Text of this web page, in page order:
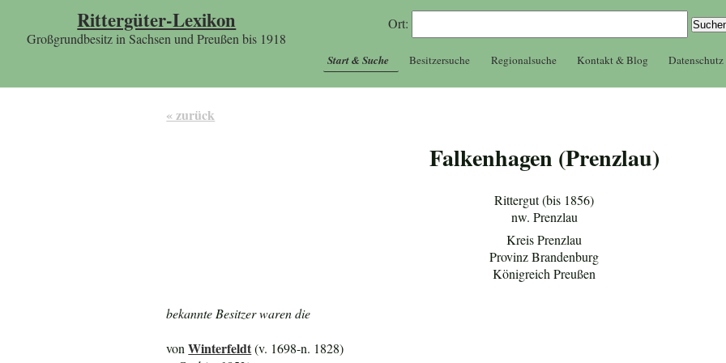
Rittergüter-Lexikon
Großgrundbesitz in Sachsen und Preußen bis 1918
Ort:
Start & Suche Besitzersuche Regionalsuche Kontakt & Blog Datenschutz
« zurück
Falkenhagen (Prenzlau)
Rittergut (bis 1856)
nw. Prenzlau
Kreis Prenzlau
Provinz Brandenburg
Königreich Preußen
bekannte Besitzer waren die
vonWinterfeldt(v. 1698-n. 1828)